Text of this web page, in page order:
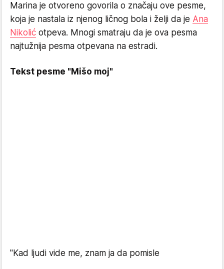
Marina je otvoreno govorila o značaju ove pesme,
koja je nastala iz njenog ličnog bola i želji da je Ana
Nikolić otpeva. Mnogi smatraju da je ova pesma
najtužnija pesma otpevana na estradi.
Tekst pesme "Mišo moj"
"Kad ljudi vide me, znam ja da pomisle